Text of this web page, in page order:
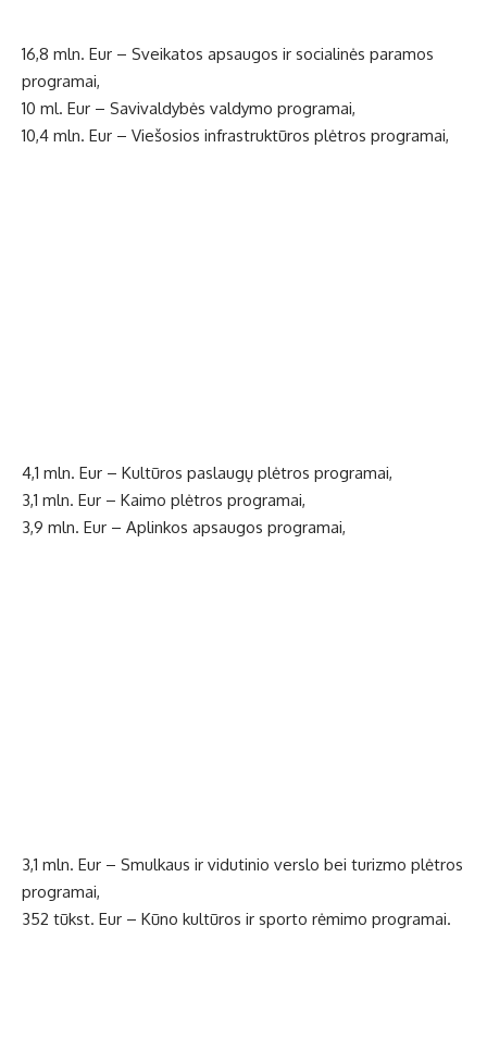
16,8 mln. Eur – Sveikatos apsaugos ir socialinės paramos
programai,
10 ml. Eur – Savivaldybės valdymo programai,
10,4 mln. Eur – Viešosios infrastruktūros plėtros programai,
4,1 mln. Eur – Kultūros paslaugų plėtros programai,
3,1 mln. Eur – Kaimo plėtros programai,
3,9 mln. Eur – Aplinkos apsaugos programai,
3,1 mln. Eur – Smulkaus ir vidutinio verslo bei turizmo plėtros
programai,
352 tūkst. Eur – Kūno kultūros ir sporto rėmimo programai.